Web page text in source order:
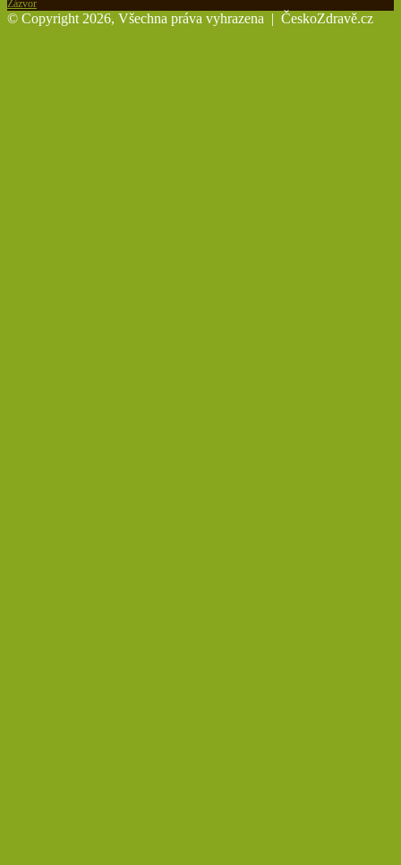
Zázvor
© Copyright 2026, Všechna práva vyhrazena | ČeskoZdravě.cz